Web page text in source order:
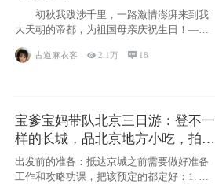
初秋我跋涉千里，一路激情澎湃来到我
大天朝的帝都，为祖国母亲庆祝生日！——
古道麻衣客 2.1万  18
宝爹宝妈带队北京三日游：登不一
样的长城，品北京地方小吃，拍盘
古七星夜景！
出发前的准备：抵达京城之前需要做好准备
工作和攻略功课，把该预定的都定好：1. 酒